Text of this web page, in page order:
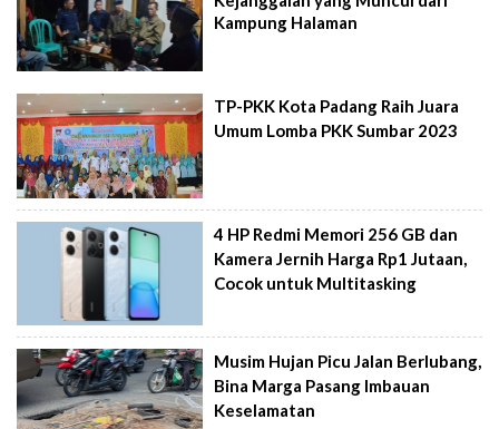
Kampung Halaman
TP-PKK Kota Padang Raih Juara
Umum Lomba PKK Sumbar 2023
4 HP Redmi Memori 256 GB dan
Kamera Jernih Harga Rp1 Jutaan,
Cocok untuk Multitasking
Musim Hujan Picu Jalan Berlubang,
Bina Marga Pasang Imbauan
Keselamatan